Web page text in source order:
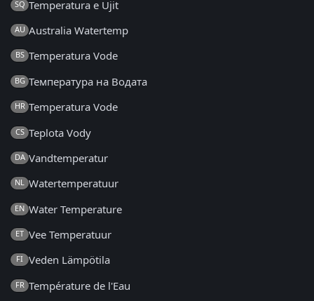
SQ Temperatura e Ujit
AU Australia Watertemp
BS Temperatura Vode
BG Температура на Водата
HR Temperatura Vode
CS Teplota Vody
DA Vandtemperatur
NL Watertemperatuur
EN Water Temperature
ET Vee Temperatuur
FI Veden Lämpötila
FR Température de l'Eau